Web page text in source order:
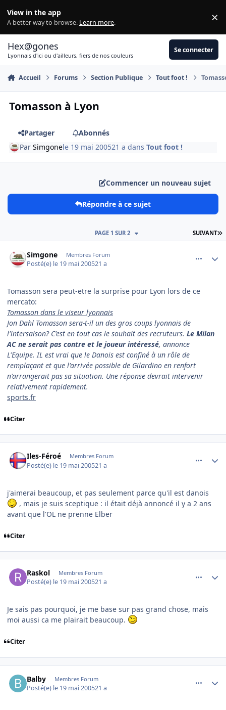
View in the app
A better way to browse. Learn more. ×
Hex@gones
Lyonnais d'ici ou d'ailleurs, fiers de nos couleurs
Se connecter
Accueil Forums Section Publique Tout foot !
Tomasson à Lyon
Partager
Abonnés
ParSimgonele 19 mai 200521 a dansTout foot !
Commencer un nouveau sujet
Répondre à ce sujet
SUIVANT
PAGE 1 SUR 2
Simgone Membres Forum
Posté(e) le 19 mai 200521 a
Tomasson sera peut-etre la surprise pour Lyon lors de ce
mercato:
Tomasson dans le viseur lyonnais
Jon Dahl Tomasson sera-t-il un des gros coups lyonnais de
l'intersaison? C'est en tout cas le souhait des recruteurs. Le Milan
AC ne serait pas contre et le joueur intéressé, annonce
L'Equipe. IL est vrai que le Danois est confiné à un rôle de
remplaçant et que l'arrivée possible de Gilardino en renfort
n'arrangerait pas sa situation. Une réponse devrait intervenir
relativement rapidement.
sports.fr
Citer
Iles-Féroé Membres Forum
Posté(e) le 19 mai 200521 a
j'aimerai beaucoup, et pas seulement parce qu'il est danois
, mais je suis sceptique : il était déjà annoncé il y a 2 ans
avant que l'OL ne prenne Elber
Citer
Raskol Membres Forum
Posté(e) le 19 mai 200521 a
Je sais pas pourquoi, je me base sur pas grand chose, mais
moi aussi ca me plairait beaucoup.
Citer
Balby Membres Forum
Posté(e) le 19 mai 200521 a